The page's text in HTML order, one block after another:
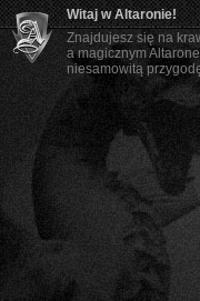
Witaj w Altaronie!
Znajdujesz się na
a magicznym
niesamowitą